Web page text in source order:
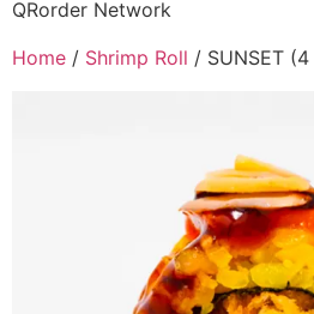
QRorder Network
Home / Shrimp Roll / SUNSET